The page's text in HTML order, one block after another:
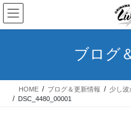
コ
ン
テ
ス
ナ
ビ
ゲ
ン
ブログ
HOME ブログ＆更新情報
少し
DSC_4480_00001